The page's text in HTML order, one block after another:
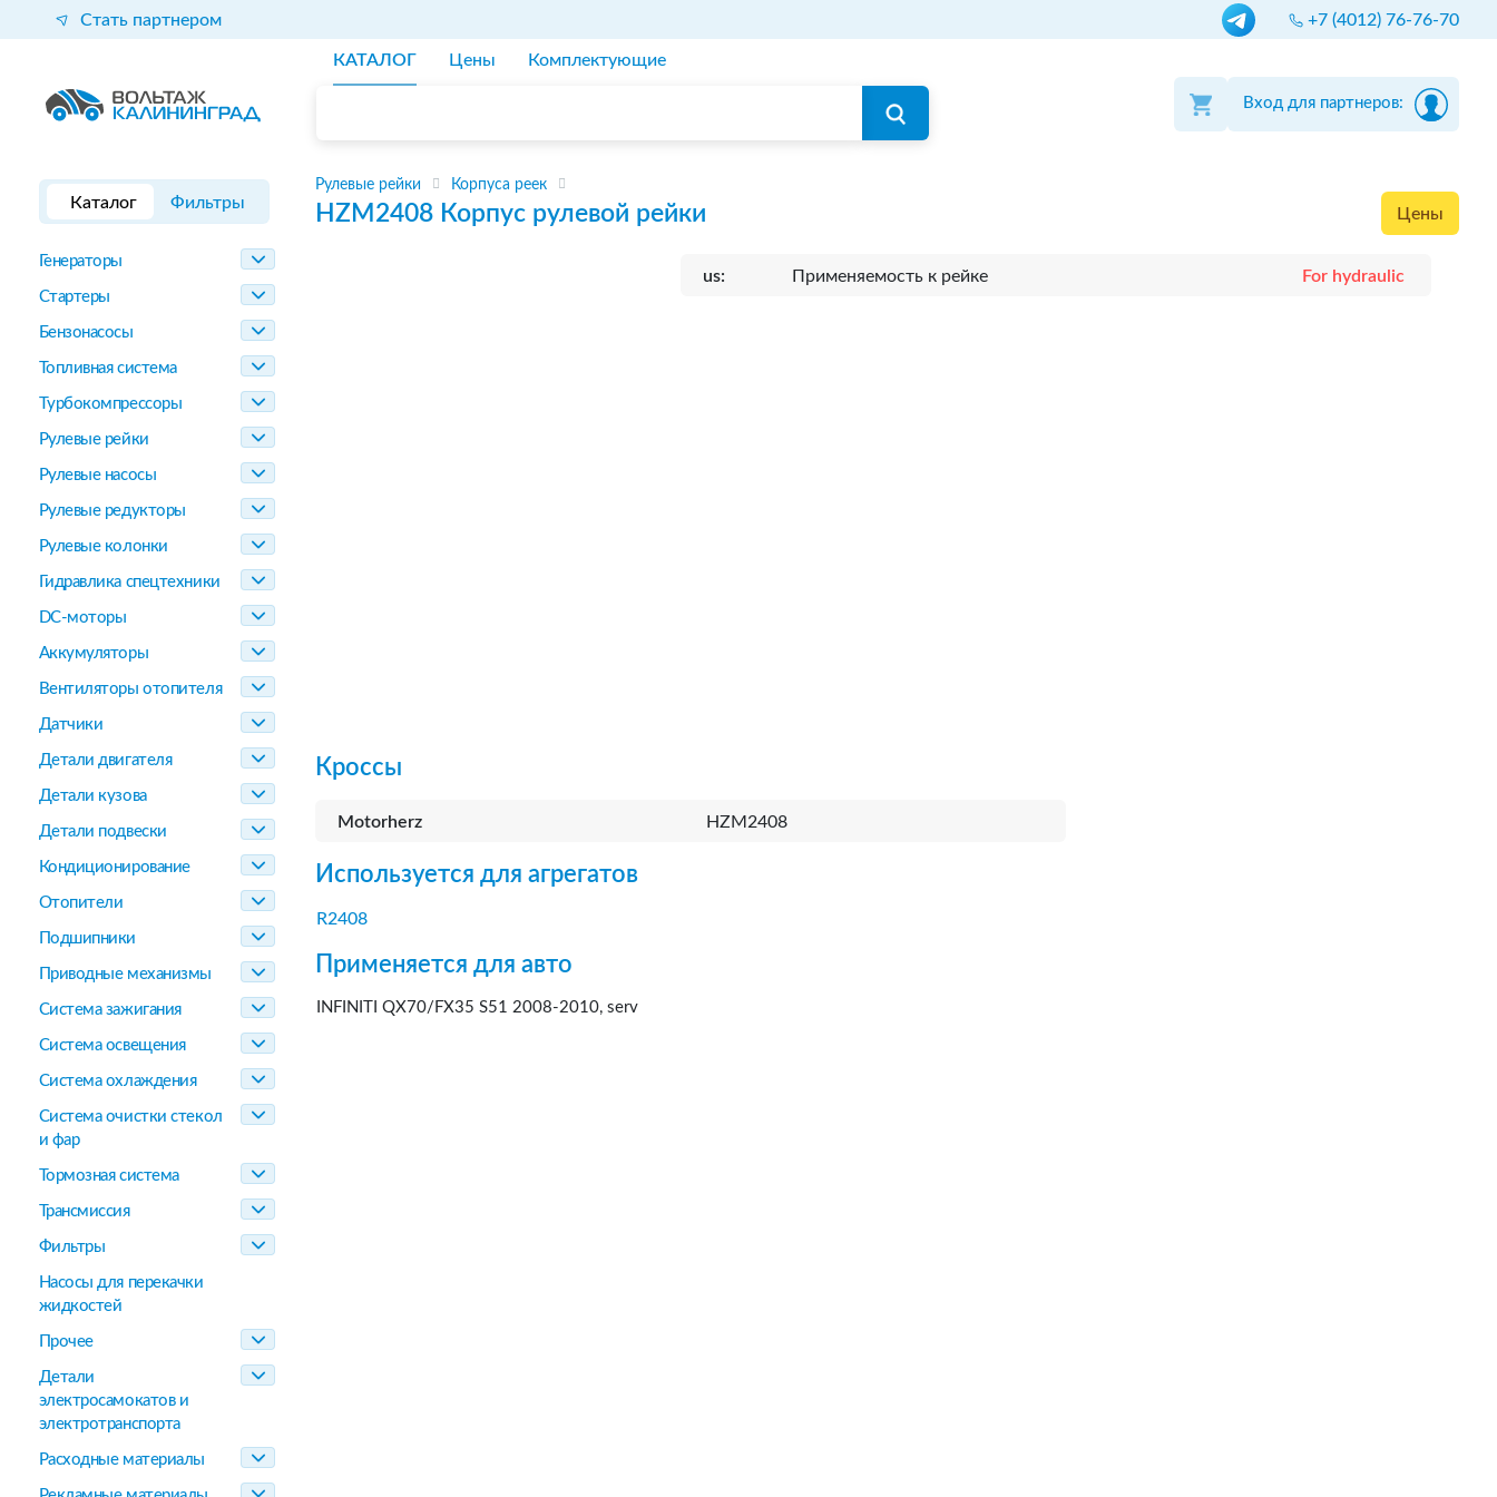
Стать партнером +7 (4012) 76-76-70
КАТАЛОГ Цены Комплектующие
Вход для партнеров:
Каталог Фильтры
Генераторы
Стартеры
Бензонасосы
Топливная система
Турбокомпрессоры
Рулевые рейки
Рулевые насосы
Рулевые редукторы
Рулевые колонки
Гидравлика спецтехники
DC-моторы
Аккумуляторы
Вентиляторы отопителя
Датчики
Детали двигателя
Детали кузова
Детали подвески
Кондиционирование
Отопители
Подшипники
Приводные механизмы
Система зажигания
Система освещения
Система охлаждения
Система очистки стекол
и фар
Тормозная система
Трансмиссия
Фильтры
Насосы для перекачки
жидкостей
Прочее
Детали
электросамокатов и
электротранспорта
Расходные материалы
Рулевые рейки Корпуса реек
HZM2408 Корпус рулевой рейки Цены
us: Применяемость к рейке For hydraulic
Кроссы
Motorherz HZM2408
Используется для агрегатов
R2408
Применяется для авто
INFINITI QX70/FX35 S51 2008-2010, serv